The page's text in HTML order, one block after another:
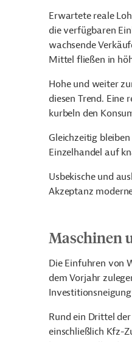
Erwartete reale
die verfügbaren
wachsende
Mittel fließen in
Hohe und weiter
diesen Trend. Eine
kurbeln den
Gleichzeitig
Einzelhandel auf
Usbekische und
Akzeptanz
Maschinen
Die Einfuhren von
dem Vorjahr
Rund ein Drittel
einschließlich Kfz-